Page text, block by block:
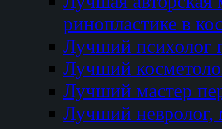
ринопластике в
Лучший психолог
Лучший
Лучший мастер
Лучший невролог,